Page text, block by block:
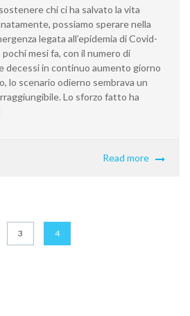
chi ci ha salvato la vita
possiamo sperare nella
legata all’epidemia di Covid-
pochi mesi fa, con il numero di
decessi in continuo aumento giorno
lo scenario odierno sembrava un
Lo sforzo fatto ha
Read more
3 4